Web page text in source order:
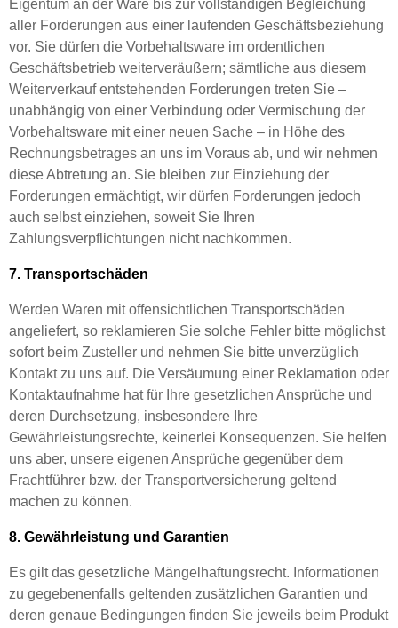
Eigentum an der Ware bis zur vollständigen Begleichung
aller Forderungen aus einer laufenden Geschäftsbeziehung
vor. Sie dürfen die Vorbehaltsware im ordentlichen
Geschäftsbetrieb weiterveräußern; sämtliche aus diesem
Weiterverkauf entstehenden Forderungen treten Sie –
unabhängig von einer Verbindung oder Vermischung der
Vorbehaltsware mit einer neuen Sache – in Höhe des
Rechnungsbetrages an uns im Voraus ab, und wir nehmen
diese Abtretung an. Sie bleiben zur Einziehung der
Forderungen ermächtigt, wir dürfen Forderungen jedoch
auch selbst einziehen, soweit Sie Ihren
Zahlungsverpflichtungen nicht nachkommen.
7. Transportschäden
Werden Waren mit offensichtlichen Transportschäden
angeliefert, so reklamieren Sie solche Fehler bitte möglichst
sofort beim Zusteller und nehmen Sie bitte unverzüglich
Kontakt zu uns auf. Die Versäumung einer Reklamation oder
Kontaktaufnahme hat für Ihre gesetzlichen Ansprüche und
deren Durchsetzung, insbesondere Ihre
Gewährleistungsrechte, keinerlei Konsequenzen. Sie helfen
uns aber, unsere eigenen Ansprüche gegenüber dem
Frachtführer bzw. der Transportversicherung geltend
machen zu können.
8. Gewährleistung und Garantien
Es gilt das gesetzliche Mängelhaftungsrecht. Informationen
zu gegebenenfalls geltenden zusätzlichen Garantien und
deren genaue Bedingungen finden Sie jeweils beim Produkt